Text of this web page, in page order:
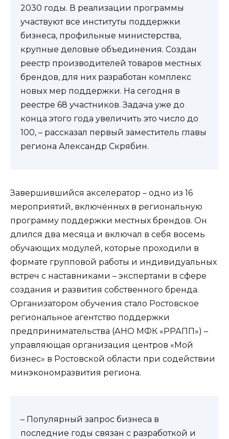
2030 годы. В реализации программы
участвуют все институты поддержки
бизнеса, профильные министерства,
крупные деловые объединения. Создан
реестр производителей товаров местных
брендов, для них разработан комплекс
новых мер поддержки. На сегодня в
реестре 68 участников. Задача уже до
конца этого года увеличить это число до
100, – рассказал первый заместитель главы
региона Александр Скрябин.
Завершившийся акселератор – одно из 16
мероприятий, включённых в региональную
программу поддержки местных брендов. Он
длился два месяца и включал в себя восемь
обучающих модулей, которые проходили в
формате групповой работы и индивидуальных
встреч с наставниками – экспертами в сфере
создания и развития собственного бренда.
Организатором обучения стало Ростовское
региональное агентство поддержки
предпринимательства (АНО МФК «РРАПП») –
управляющая организация центров «Мой
бизнес» в Ростовской области при содействии
минэкономразвития региона.
– Популярный запрос бизнеса в
последние годы связан с разработкой и